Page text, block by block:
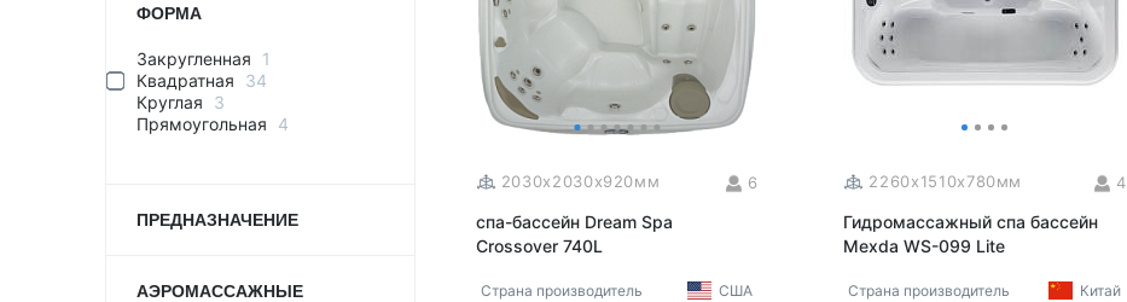
ФОРМА
Закругленная
1
Квадратная
34
Круглая
3
Прямоугольная
4
ПРЕДНАЗНАЧЕНИЕ
АЭРОМАССАЖНЫЕ
2030x2030x920мм 6
спа-бассейн Dream Spa
Crossover 740L
Страна производитель
США
2260x1510x780мм 4
Гидромассажный спа бассейн
Mexda WS-099 Lite
Страна производитель
Китай